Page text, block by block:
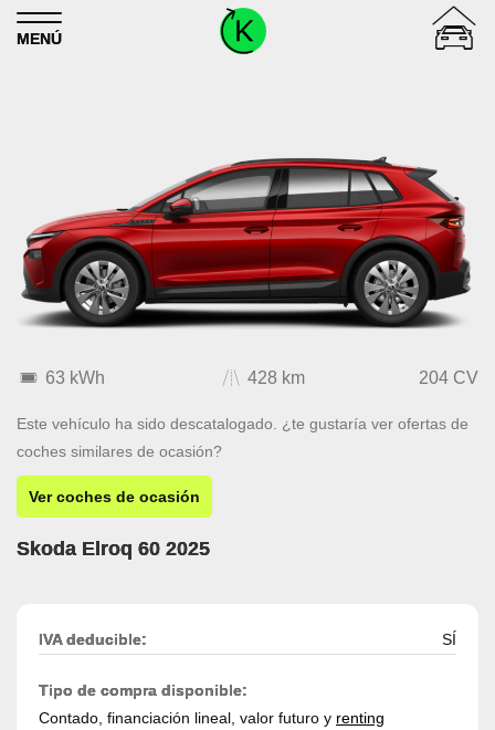
Skip to content
MENÚ
63 kWh 428 km 204 CV
Este vehículo ha sido descatalogado. ¿te gustaría ver ofertas de
coches similares de ocasión?
Ver coches de ocasión
Skoda Elroq 60 2025
IVA deducible: SÍ
Tipo de compra disponible:
Contado, financiación lineal, valor futuro y renting